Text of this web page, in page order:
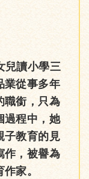
讀小學三
業從事多年
職銜，只為
過程中，她
子教育的見
作，被譽為
家。